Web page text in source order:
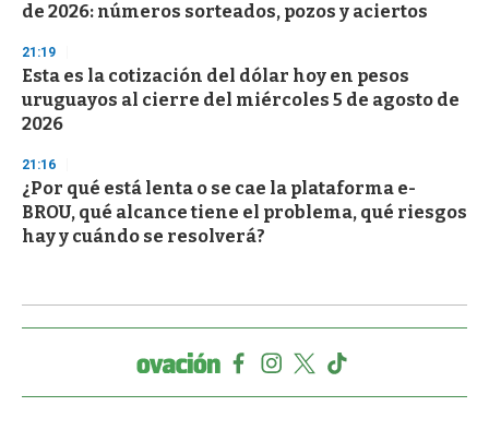
de 2026: números sorteados, pozos y aciertos
21:19
Esta es la cotización del dólar hoy en pesos
uruguayos al cierre del miércoles 5 de agosto de
2026
21:16
¿Por qué está lenta o se cae la plataforma e-
BROU, qué alcance tiene el problema, qué riesgos
hay y cuándo se resolverá?